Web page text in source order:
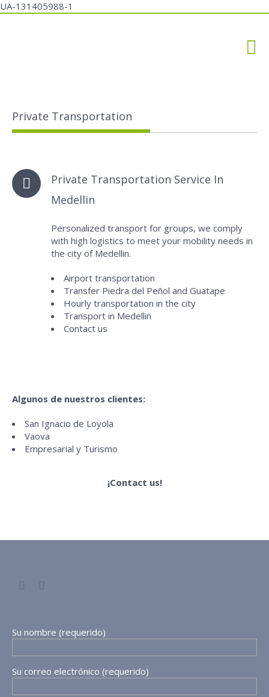
UA-131405988-1
Private Transportation
Private Transportation Service In
Medellin
Personalized transport for groups, we comply
with high logistics to meet your mobility needs in
the city of Medellin.
Airport transportation
Transfer Piedra del Peñol and Guatape
Hourly transportation in the city
Transport in Medellin
Contact us
Algunos de nuestros clientes:
San Ignacio de Loyola
Vaova
Empresarial y Turismo
¡Contact us!
Su nombre (requerido)
Su correo electrónico (requerido)